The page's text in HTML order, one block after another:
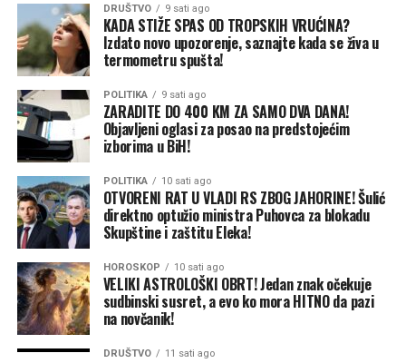
“Želim da poručim građanima Istočnog Sarajeva da će
policija uraditi sve što može u borbi protiv ovog
kriminala na području Istočnog Sarajeva”, rekao je
Budimir.
Zabrinutost građana
Naveo je da policija ovo ne može da završi sama i
govoreći o radu pravosuđu, upitao je zašto neki predmeti
traju po pet godina.
Gradonačelnik Istočnog Sarajeva Ljubiša Ćosić naveo je
da postoji zabrinutost sugrađana.
Podsjetimo, blindirani audi A8, za koji se sumnja da ga je
u nedjelju koristio Đorđe Ždrale, sarajevska policija je
pronašla juče, 4. avgusta, na području Kantona Sarajevo.
DRUŠTVO 9 sati ago
KADA STIŽE SPAS OD TROPSKIH VRUĆINA?
Izdato novo upozorenje, saznajte kada se živa u
termometru spušta!
POLITIKA 9 sati ago
ZARADITE DO 400 KM ZA SAMO DVA DANA!
Objavljeni oglasi za posao na predstojećim
izborima u BiH!
POLITIKA 10 sati ago
OTVORENI RAT U VLADI RS ZBOG JAHORINE! Šulić
direktno optužio ministra Puhovca za blokadu
Skupštine i zaštitu Eleka!
HOROSKOP 10 sati ago
VELIKI ASTROLOŠKI OBRT! Jedan znak očekuje
sudbinski susret, a evo ko mora HITNO da pazi
na novčanik!
DRUŠTVO 11 sati ago